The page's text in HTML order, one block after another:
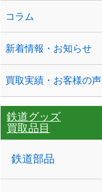
コラム
新着情報・お知らせ
買取実績・お客様の声
鉄道グッズ
買取品目
鉄道部品